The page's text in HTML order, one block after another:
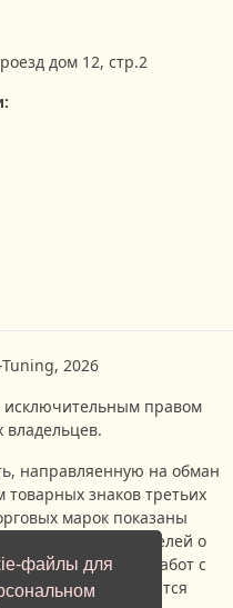
файлы для
дом 12, стр.2
2026
исключительным правом
владельцев.
направляенную на обман
товарных знаков третьих
марок показаны
посетителей о
и сервисных работ с
которых являются